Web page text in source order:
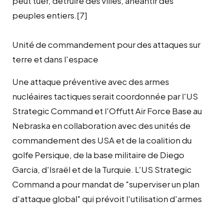
peuples entiers.[7]
Unité de commandement pour des attaques sur
terre et dans l'espace
Une attaque préventive avec des armes
nucléaires tactiques serait coordonnée par l'US
Strategic Command et l'Offutt Air Force Base au
Nebraska en collaboration avec des unités de
commandement des USA et de la coalition du
golfe Persique, de la base militaire de Diego
Garcia, d'Israël et de la Turquie. L'US Strategic
Command a pour mandat de "superviser un plan
d'attaque global" qui prévoit l'utilisation d'armes